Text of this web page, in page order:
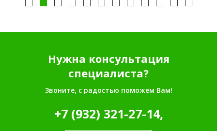
Нужна консультация
специалиста?
Звоните, с радостью поможем Вам!
+7 (932) 321-27-14,